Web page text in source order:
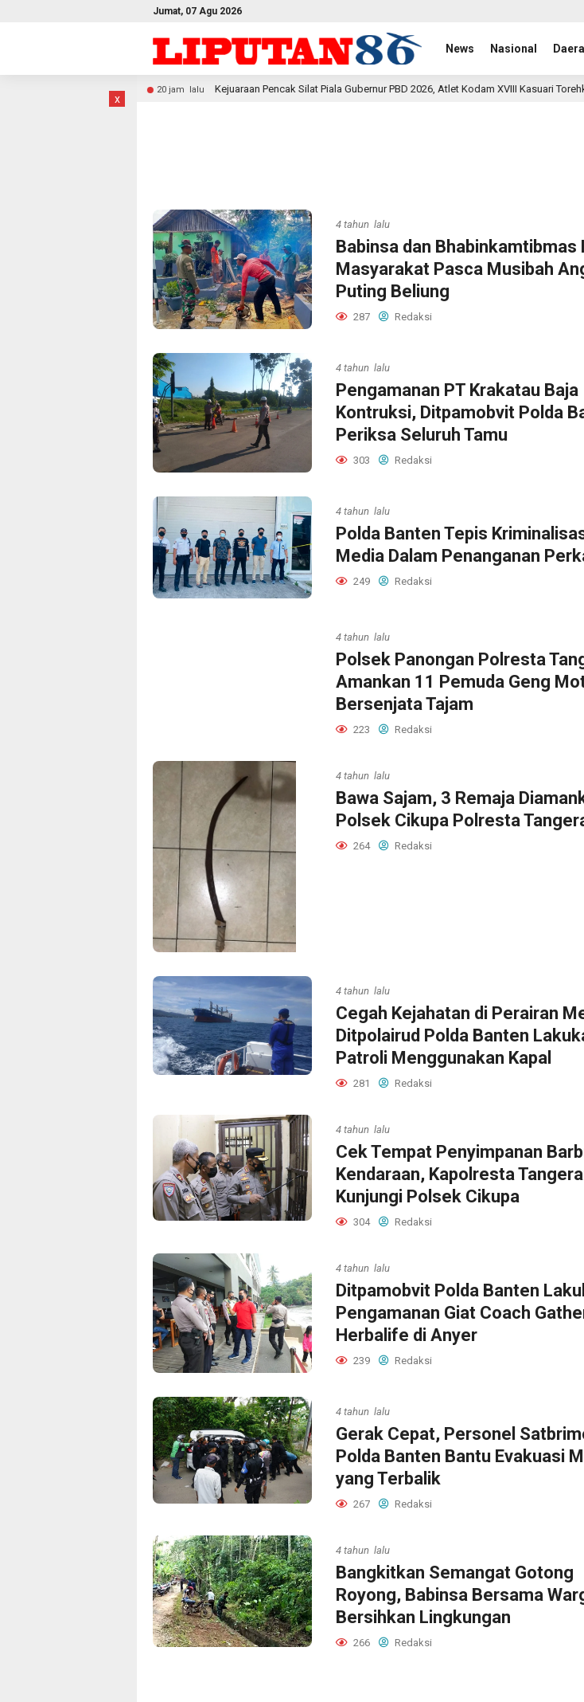
Jumat, 07 Agu 2026
News Nasional
x
Kejuaraan Pencak Silat Piala Gubernur PBD 2026, Atlet Kodam XVIII Kasuari Torehkan Prestasi Gemilang
4 tahun lalu
Babinsa dan Bhabinkamtibmas
Masyarakat Pasca Musibah
Puting Beliung
287 Redaksi
4 tahun lalu
Pengamanan PT Krakatau Baja
Kontruksi, Ditpamobvit Polda
Periksa Seluruh Tamu
303 Redaksi
4 tahun lalu
Polda Banten Tepis
Media Dalam Penanganan
249 Redaksi
4 tahun lalu
Polsek Panongan Polresta
Amankan 11 Pemuda Geng
Bersenjata Tajam
223 Redaksi
4 tahun lalu
Bawa Sajam, 3 Remaja
Polsek Cikupa Polresta
264 Redaksi
4 tahun lalu
Cegah Kejahatan di Perairan
Ditpolairud Polda Banten
Patroli Menggunakan Kapal
281 Redaksi
4 tahun lalu
Cek Tempat Penyimpanan
Kendaraan, Kapolresta
Kunjungi Polsek Cikupa
304 Redaksi
4 tahun lalu
Ditpamobvit Polda Banten
Pengamanan Giat Coach
Herbalife di Anyer
239 Redaksi
4 tahun lalu
Gerak Cepat, Personel
Polda Banten Bantu Evakuasi
yang Terbalik
267 Redaksi
4 tahun lalu
Bangkitkan Semangat Gotong
Royong, Babinsa Bersama
Bersihkan Lingkungan
266 Redaksi